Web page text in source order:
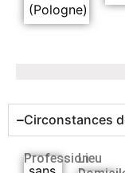
(Pologne)
Circonstances
ProfessionLieu